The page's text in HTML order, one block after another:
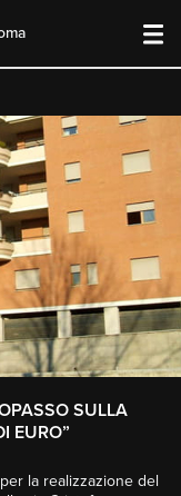
SULLA
EURO”
la realizzazione del